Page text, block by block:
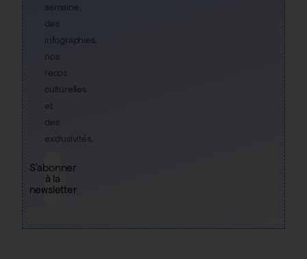
semaine,
des
infographies,
nos
recos
culturelles
et
des
exclusivités.
S'abonner
à la
newsletter